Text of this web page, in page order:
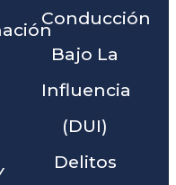
Conducción
Bajo La
Influencia
(DUI)
Delitos